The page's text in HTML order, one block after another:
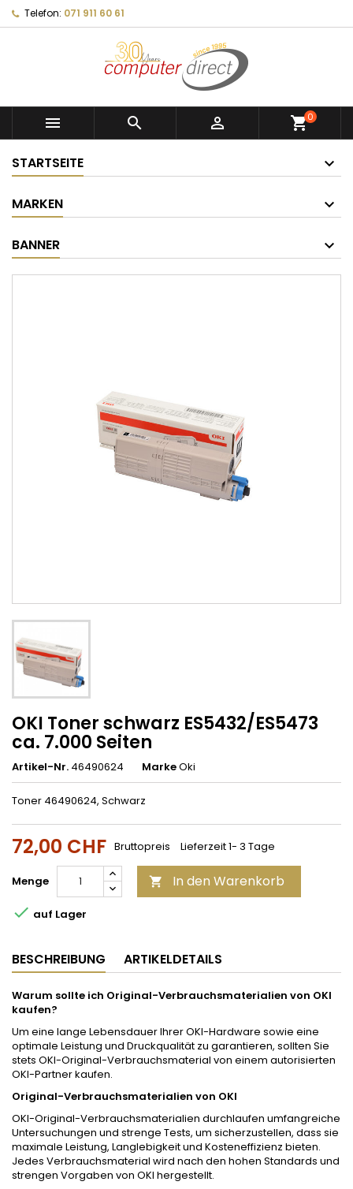
Telefon: 071 911 60 61
   shopping_cart0
STARTSEITE
MARKEN
BANNER
OKI Toner schwarz ES5432/ES5473
ca. 7.000 Seiten
Artikel-Nr. 46490624 MarkeOki
Toner 46490624, Schwarz
72,00 CHF Bruttopreis Lieferzeit 1- 3 Tage
Menge  In den Warenkorb
 auf Lager
BESCHREIBUNG ARTIKELDETAILS
Warum sollte ich Original-Verbrauchsmaterialien von OKI
kaufen?
Um eine lange Lebensdauer Ihrer OKI-Hardware sowie eine
optimale Leistung und Druckqualität zu garantieren, sollten Sie
stets OKI-Original-Verbrauchsmaterial von einem autorisierten
OKI-Partner kaufen.
Original-Verbrauchsmaterialien von OKI
OKI-Original-Verbrauchsmaterialien durchlaufen umfangreiche
Untersuchungen und strenge Tests, um sicherzustellen, dass sie
maximale Leistung, Langlebigkeit und Kosteneffizienz bieten.
Jedes Verbrauchsmaterial wird nach den hohen Standards und
strengen Vorgaben von OKI hergestellt.